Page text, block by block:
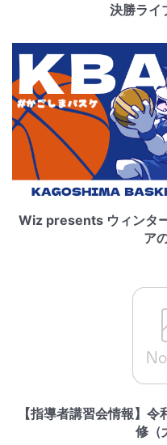
決勝ライ
Wiz presents ウィンタ
ア
【指導者講習会情報】
修（